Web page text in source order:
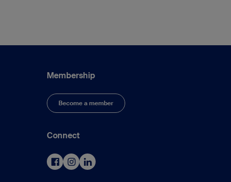
Membership
Become a member
Connect